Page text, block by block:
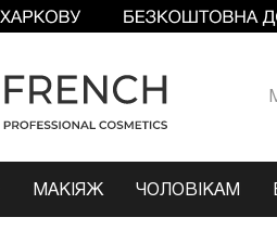
МАКІЯЖ ЧОЛОВІКАМ